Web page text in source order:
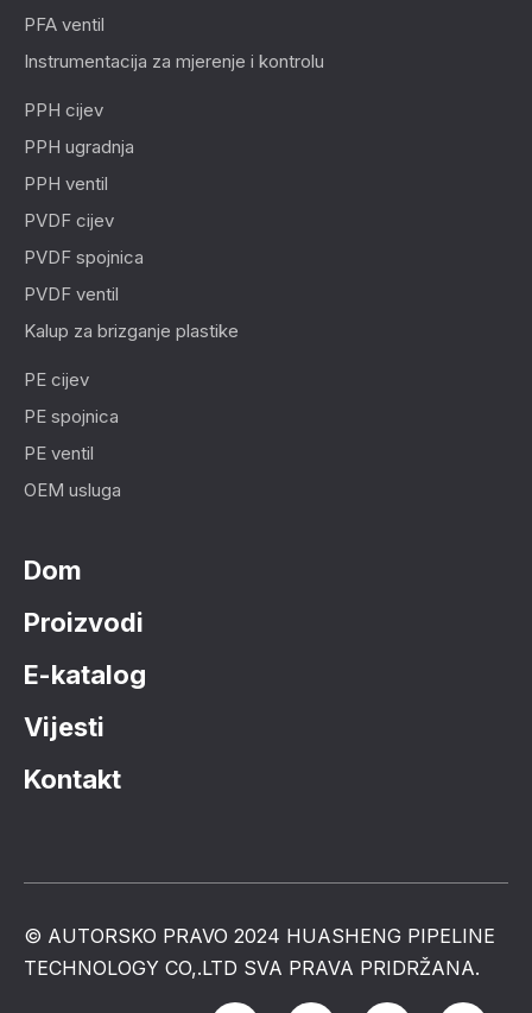
PFA ventil
Instrumentacija za mjerenje i kontrolu
PPH cijev
PPH ugradnja
PPH ventil
PVDF cijev
PVDF spojnica
PVDF ventil
Kalup za brizganje plastike
PE cijev
PE spojnica
PE ventil
OEM usluga
Dom
Proizvodi
E-katalog
Vijesti
Kontakt
© AUTORSKO PRAVO 2024 HUASHENG PIPELINE
TECHNOLOGY CO,.LTD SVA PRAVA PRIDRŽANA.